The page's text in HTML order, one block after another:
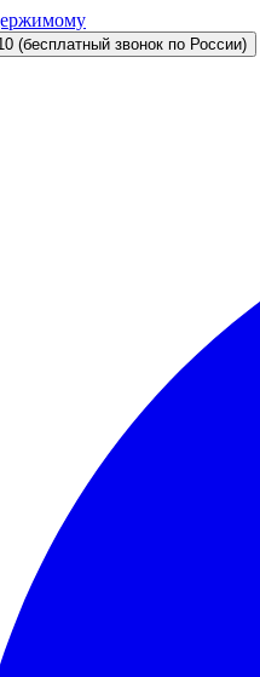
(бесплатный звонок по России)